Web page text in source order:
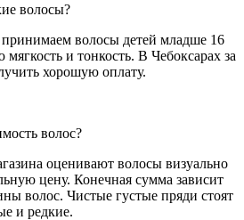
волосы?
волосы детей младше 16
и тонкость. В Чебоксарах за
хорошую оплату.
волос?
оценивают волосы визуально
цену. Конечная сумма зависит
волос. Чистые густые пряди стоят
и редкие.